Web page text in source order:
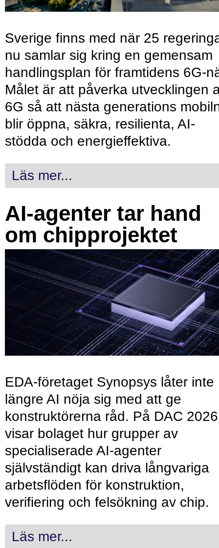
Sverige finns med när 25
nu samlar sig kring en gemensam
handlingsplan för framtidens 6G-
Målet är att påverka utvecklingen
6G så att nästa generations
blir öppna, säkra, resilienta, AI-
stödda och energieffektiva.
Läs mer...
AI-agenter tar hand
om chipprojektet
EDA-företaget Synopsys låter inte
längre AI nöja sig med att ge
konstruktörerna råd. På DAC 2026
visar bolaget hur grupper av
specialiserade AI-agenter
självständigt kan driva långvariga
arbetsflöden för konstruktion,
verifiering och felsökning av chip.
Läs mer...